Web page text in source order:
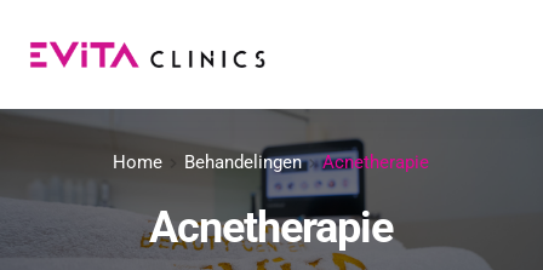
inhoud
Home Behandelingen Acnetherapie
Acnetherapie